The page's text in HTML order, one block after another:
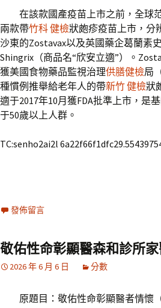
在該款國產疫苗上市之前，全球
兩款帶竹科 健檢狀皰疹疫苗上市，分
沙東的Zostavax以及英國藥企葛蘭素
Shingrix（商品名“欣安立適”）。
獲美國食物藥品監視治理供膳健檢局
種慣例推舉給老年人的帶新竹 健檢狀
適于2017年10月獲FDA批準上市，是
于50歲以上人群。
TC:senho2ai2l
發佈留言
敬佑性命彰顯醫森和診所
2026 年 6 月 6 日 分數
原題目：敬佑性命彰顯醫者情懷